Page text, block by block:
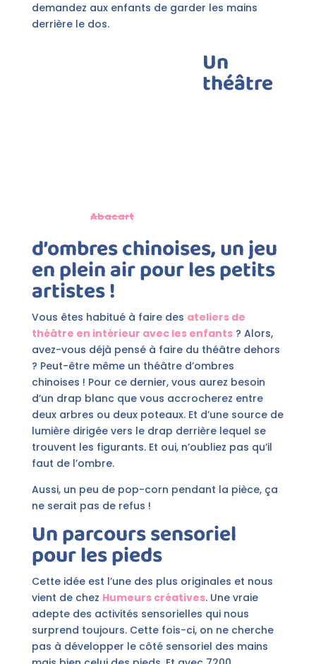
demandez aux enfants de garder les mains
derrière le dos.
Abacart
Un
théâtre
d’ombres chinoises, un jeu
en plein air pour les petits
artistes !
Vous êtes habitué à faire des ateliers de
théâtre en intérieur avec les enfants? Alors,
avez-vous déjà pensé à faire du théâtre dehors
? Peut-être même un théâtre d’ombres
chinoises ! Pour ce dernier, vous aurez besoin
d’un drap blanc que vous accrocherez entre
deux arbres ou deux poteaux. Et d’une source de
lumière dirigée vers le drap derrière lequel se
trouvent les figurants. Et oui, n’oubliez pas qu’il
faut de l’ombre.
Aussi, un peu de pop-corn pendant la pièce, ça
ne serait pas de refus !
Un parcours sensoriel
pour les pieds
Cette idée est l’une des plus originales et nous
vient de chez Humeurs créatives. Une vraie
adepte des activités sensorielles qui nous
surprend toujours. Cette fois-ci, on ne cherche
pas à développer le côté sensoriel des mains